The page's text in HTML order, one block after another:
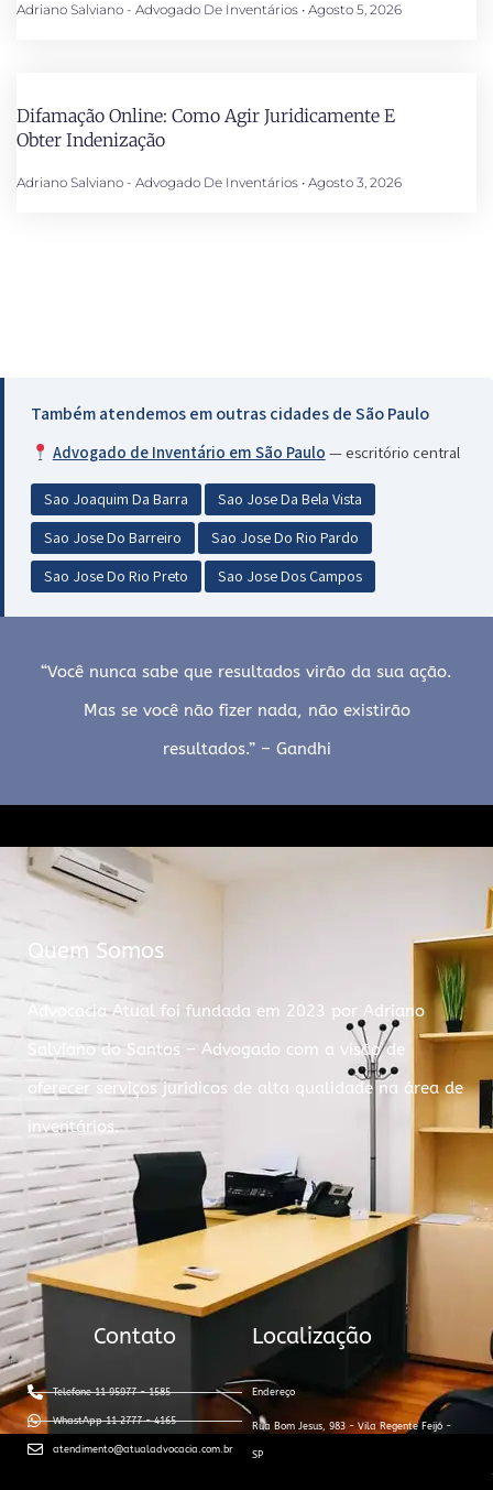
Adriano Salviano - Advogado De Inventários Agosto 5, 2026
Difamação Online: Como Agir Juridicamente E
Obter Indenização
Adriano Salviano - Advogado De Inventários Agosto 3, 2026
Também atendemos em outras cidades de São Paulo
Advogado de Inventário em São Paulo — escritório central
Sao Joaquim Da Barra
Sao Jose Da Bela Vista
Sao Jose Do Barreiro
Sao Jose Do Rio Pardo
Sao Jose Do Rio Preto
Sao Jose Dos Campos
“Você nunca sabe que resultados virão da sua ação.
Mas se você não fizer nada, não existirão
resultados.” – Gandhi
Quem Somos
Advocacia Atual foi fundada em 2023 por Adriano
Salviano do Santos – Advogado com a visão de
oferecer serviços jurídicos de alta qualidade na área de
inventários.
Contato
Telefone 11 95977 - 1585
WhastApp 11 2777 - 4165
atendimento@atualadvocacia.com.br
Localização
Endereço
Rua Bom Jesus, 983 - Vila Regente Feijó -
SP